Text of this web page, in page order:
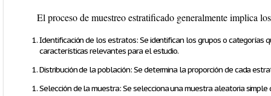
El proceso de muestreo estratificado generalmente implica
Identificación de los estratos:Se identifican los grupos o categorías
características relevantes para el estudio.
Distribución de la población:Se determina la proporción de cada
Selección de la muestra:Se selecciona una muestra aleatoria